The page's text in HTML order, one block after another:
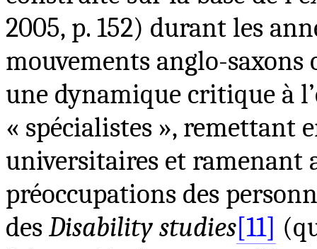
2005, p. 152) durant les
mouvements anglo-
une dynamique critique à
« spécialistes », remettant
universitaires et ramenant
préoccupations des
des Disability studies[11]